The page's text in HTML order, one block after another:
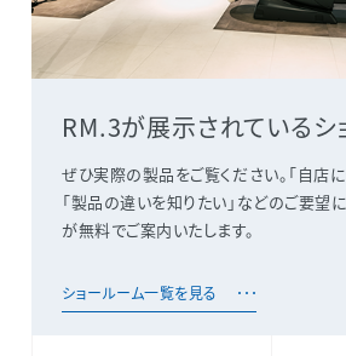
RM.3が展示されているシ
ぜひ実際の製品をご覧ください。「自店
「製品の違いを知りたい」などのご要望
が無料でご案内いたします。
ショールーム一覧を見る